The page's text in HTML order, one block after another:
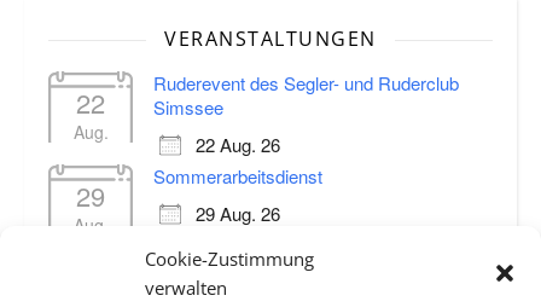
Cookie-Zustimmung
verwalten
VERANSTALTUNGEN
22
Aug.
Ruderevent des Segler- und Ruderclub
Simssee
22 Aug. 26
29
Aug.
Sommerarbeitsdienst
29 Aug. 26
Regatta Prienathon (12 km)
19 Sep. 26